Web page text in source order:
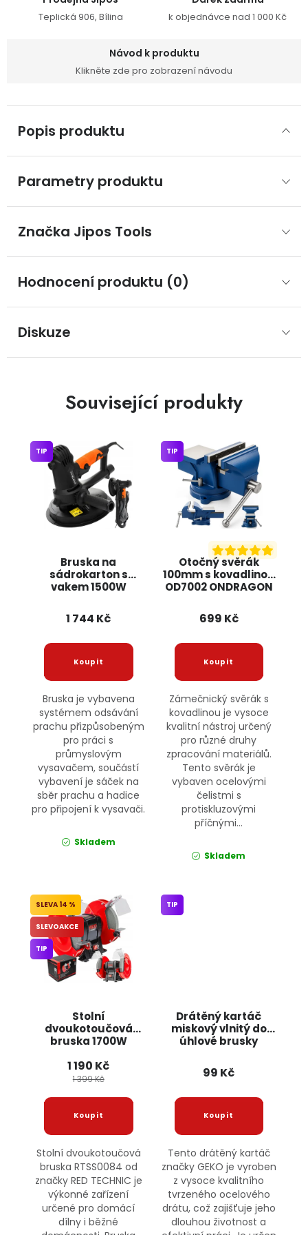
Teplická 906, Bílina k objednávce nad 1 000 Kč
Návod k produktu
Klikněte zde pro zobrazení návodu
Popis produktu
Parametry produktu
Značka Jipos Tools
Hodnocení produktu (0)
Diskuze
Související produkty
Bruska na
sádrokarton s
vakem 1500W
TIP
1 744 Kč
Bruska je vybavena
systémem odsávání
prachu přizpůsobeným
pro práci s
průmyslovým
vysavačem, součástí
vybavení je sáček na
sběr prachu a hadice
pro připojení k vysavači.
Skladem
Otočný svěrák
100mm s kovadlinou
OD7002 ONDRAGON
TIP
699 Kč
Zámečnický svěrák s
kovadlinou je vysoce
kvalitní nástroj určený
pro různé druhy
zpracování materiálů.
Tento svěrák je
vybaven ocelovými
čelistmi s
protiskluzovými
příčnými...
Skladem
Stolní
dvoukotoučová
bruska 1700W
TECHNIC
14 %
SLEVOAKCE
TIP
1 190 Kč
1 399 Kč
Stolní dvoukotoučová
bruska RTSS0084 od
značky RED TECHNIC je
výkonné zařízení
určené pro domácí
dílny i běžné
Drátěný kartáč
miskový vlnitý do
úhlové brusky
TIP
99 Kč
Tento drátěný kartáč
značky GEKO je vyroben
z vysoce kvalitního
tvrzeného ocelového
drátu, což zajišťuje jeho
dlouhou životnost a